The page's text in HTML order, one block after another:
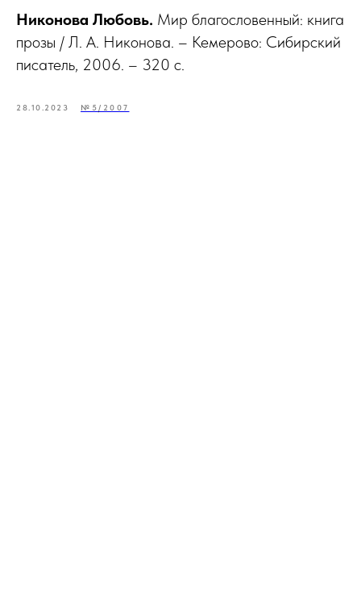
Никонова Любовь. Мир благословенный: книга
прозы / Л. А. Никонова. – Кемерово: Сибирский
писатель, 2006. – 320 с.
28.10.2023 №5/2007